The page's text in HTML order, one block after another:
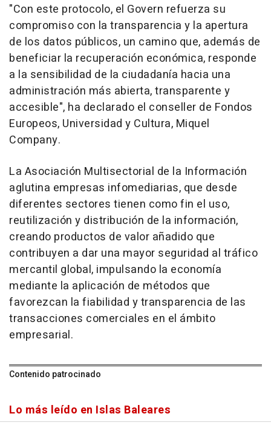
"Con este protocolo, el Govern refuerza su
compromiso con la transparencia y la apertura
de los datos públicos, un camino que, además de
beneficiar la recuperación económica, responde
a la sensibilidad de la ciudadanía hacia una
administración más abierta, transparente y
accesible", ha declarado el conseller de Fondos
Europeos, Universidad y Cultura, Miquel
Company.
La Asociación Multisectorial de la Información
aglutina empresas infomediarias, que desde
diferentes sectores tienen como fin el uso,
reutilización y distribución de la información,
creando productos de valor añadido que
contribuyen a dar una mayor seguridad al tráfico
mercantil global, impulsando la economía
mediante la aplicación de métodos que
favorezcan la fiabilidad y transparencia de las
transacciones comerciales en el ámbito
empresarial.
Contenido patrocinado
Lo más leído en Islas Baleares